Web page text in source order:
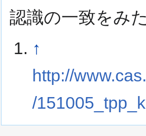
認識の一致をみ
↑
http://
/